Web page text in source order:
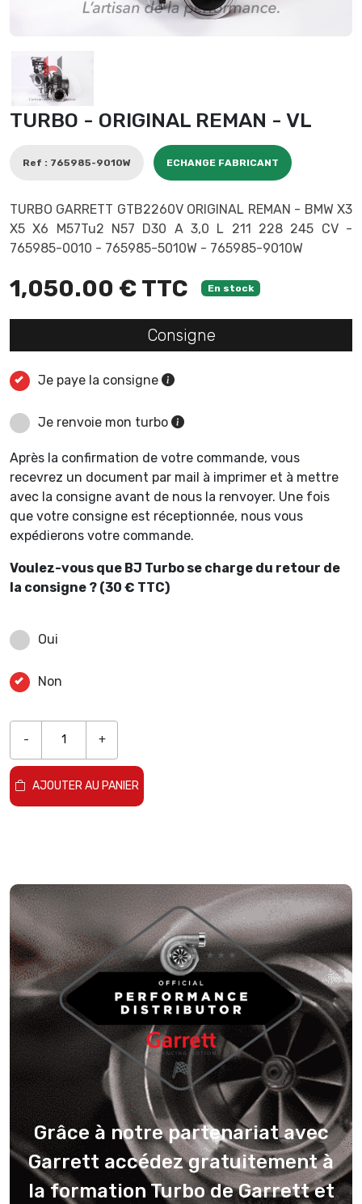
TURBO - ORIGINAL REMAN - VL
Ref : 765985-9010W ECHANGE FABRICANT
TURBO GARRETT GTB2260V ORIGINAL REMAN - BMW X3
X5 X6 M57Tu2 N57 D30 A 3,0 L 211 228 245 CV -
765985-0010 - 765985-5010W - 765985-9010W
1,050.00 € TTC En stock
Consigne
Je paye la consigne
Je renvoie mon turbo
Après la confirmation de votre commande, vous
recevrez un document par mail à imprimer et à mettre
avec la consigne avant de nous la renvoyer. Une fois
que votre consigne est réceptionnée, nous vous
expédierons votre commande.
Voulez-vous que BJ Turbo se charge du retour de
la consigne ? (30 € TTC)
Oui
Non
- +
AJOUTER AU PANIER
Grâce à notre partenariat avec
Garrett accédez gratuitement à
la formation Turbo de Garrett et